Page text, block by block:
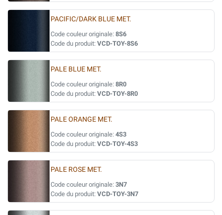
PACIFIC/DARK BLUE MET.
Code couleur originale: 8S6
Code du produit: VCD-TOY-8S6
PALE BLUE MET.
Code couleur originale: 8R0
Code du produit: VCD-TOY-8R0
PALE ORANGE MET.
Code couleur originale: 4S3
Code du produit: VCD-TOY-4S3
PALE ROSE MET.
Code couleur originale: 3N7
Code du produit: VCD-TOY-3N7